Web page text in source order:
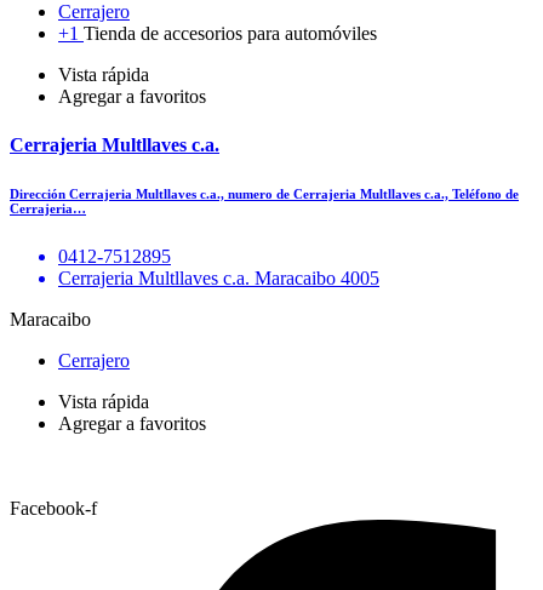
Cerrajero
+1 Tienda de accesorios para automóviles
Vista rápida
Agregar a favoritos
Cerrajeria Multllaves c.a.
Dirección Cerrajeria Multllaves c.a., numero de Cerrajeria Multllaves c.a., Teléfono de
Cerrajeria…
0412-7512895
Cerrajeria Multllaves c.a. Maracaibo 4005
Maracaibo
Cerrajero
Vista rápida
Agregar a favoritos
Facebook-f